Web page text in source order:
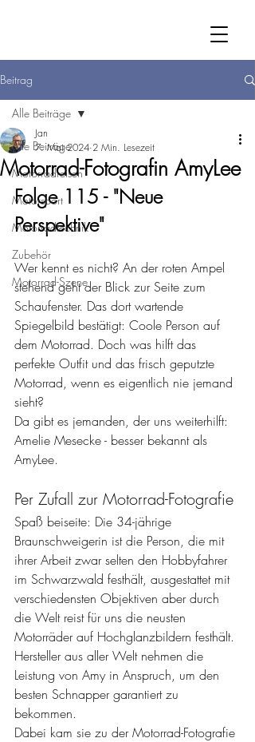
Beitrag
Alle Beiträge
Motorradreisen
Motorsport
Motorradtechnik
Zubehör
Motorrad-Szene
Alle Beiträge
Motorrad-Fotografin AmyLee
Jan
7. Mai 2024 2 Min. Lesezeit
Folge 115 - "Neue
Perspektive"
Wer kennt es nicht? An der roten Ampel
stehend geht der Blick zur Seite zum
Schaufenster. Das dort wartende
Spiegelbild bestätigt: Coole Person auf
dem Motorrad. Doch was hilft das
perfekte Outfit und das frisch geputzte
Motorrad, wenn es eigentlich nie jemand
sieht?
Da gibt es jemanden, der uns weiterhilft:
Amelie Mesecke - besser bekannt als
AmyLee.
Per Zufall zur Motorrad-Fotografie
Spaß beiseite: Die 34-jährige
Braunschweigerin ist die Person, die mit
ihrer Arbeit zwar selten den Hobbyfahrer
im Schwarzwald festhält, ausgestattet mit
verschiedensten Objektiven aber durch
die Welt reist für uns die neusten
Motorräder auf Hochglanzbildern festhält.
Hersteller aus aller Welt nehmen die
Leistung von Amy in Anspruch, um den
besten Schnapper garantiert zu
bekommen.
Dabei kam sie zu der Motorrad-Fotografie